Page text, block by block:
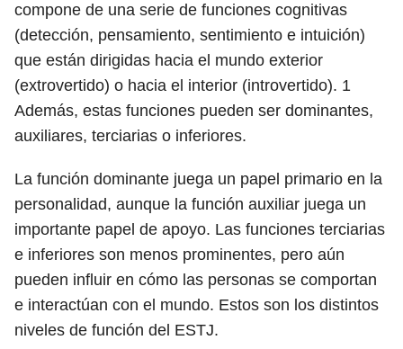
compone de una serie de funciones cognitivas
(detección, pensamiento, sentimiento e intuición)
que están dirigidas hacia el mundo exterior
(extrovertido) o hacia el interior (introvertido). 1
Además, estas funciones pueden ser dominantes,
auxiliares, terciarias o inferiores.
La función dominante juega un papel primario en la
personalidad, aunque la función auxiliar juega un
importante papel de apoyo. Las funciones terciarias
e inferiores son menos prominentes, pero aún
pueden influir en cómo las personas se comportan
e interactúan con el mundo. Estos son los distintos
niveles de función del ESTJ.